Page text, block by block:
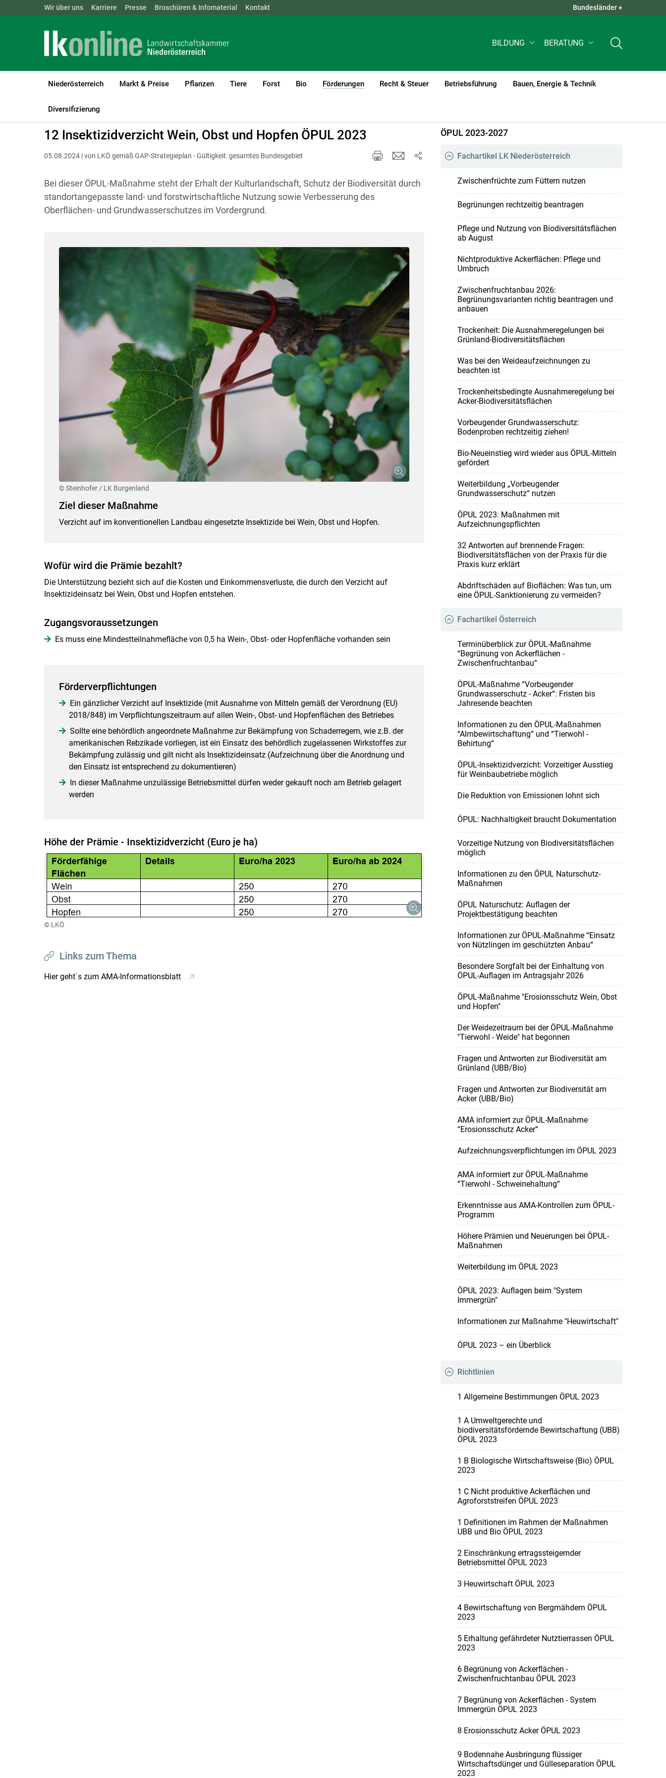
Skip to main content
Landwirtschaftskammern: ÖSTERREICH BGLD KTN NÖ OÖ SBG QUICK LINKS +
Wir über uns Karriere Presse Broschüren & Infomaterial Kontakt Bundesländer +
BILDUNG BERATUNG
Niederösterreich Markt & Preise Pflanzen Tiere Forst Bio Förderungen
(current)1
Recht & Steuer Betriebsführung Bauen, Energie & Technik
Diversifizierung
LK Niederösterreich
12 Insektizidverzicht Wein, Obst und Hopfen ÖPUL 2023
05.08.2024 | von LKÖ gemäß GAP-Strategieplan - Gültigkeit: gesamtes Bundesgebiet
Bei dieser ÖPUL-Maßnahme steht der Erhalt der Kulturlandschaft, Schutz der Biodiversität durch
standortangepasste land- und forstwirtschaftliche Nutzung sowie Verbesserung des
Oberflächen- und Grundwasserschutzes im Vordergrund.
© Steinhofer / LK Burgenland
Ziel dieser Maßnahme
Verzicht auf im konventionellen Landbau eingesetzte Insektizide bei Wein, Obst und Hopfen.
Wofür wird die Prämie bezahlt?
Die Unterstützung bezieht sich auf die Kosten und Einkommensverluste, die durch den Verzicht auf
Insektizideinsatz bei Wein, Obst und Hopfen entstehen.
Zugangsvoraussetzungen
Es muss eine Mindestteilnahmefläche von 0,5 ha Wein-, Obst- oder Hopfenfläche vorhanden sein
Förderverpflichtungen
Ein gänzlicher Verzicht auf Insektizide (mit Ausnahme von Mitteln gemäß der Verordnung (EU)
2018/848) im Verpflichtungszeitraum auf allen Wein-, Obst- und Hopfenflächen des Betriebes
Sollte eine behördlich angeordnete Maßnahme zur Bekämpfung von Schaderregern, wie z.B. der
amerikanischen Rebzikade vorliegen, ist ein Einsatz des behördlich zugelassenen Wirkstoffes zur
Bekämpfung zulässig und gilt nicht als Insektizideinsatz (Aufzeichnung über die Anordnung und
den Einsatz ist entsprechend zu dokumentieren)
In dieser Maßnahme unzulässige Betriebsmittel dürfen weder gekauft noch am Betrieb gelagert
werden
Höhe der Prämie - Insektizidverzicht (Euro je ha)
© LKÖ
Links zum Thema
Hier geht´s zum AMA-Informationsblatt
ÖPUL 2023-2027
Fachartikel LK Niederösterreich
Zwischenfrüchte zum Füttern nutzen
Begrünungen rechtzeitig beantragen
Pflege und Nutzung von Biodiversitätsflächen
ab August
Nichtproduktive Ackerflächen: Pflege und
Umbruch
Zwischenfruchtanbau 2026:
Begrünungsvarianten richtig beantragen und
anbauen
Trockenheit: Die Ausnahmeregelungen bei
Grünland-Biodiversitätsflächen
Was bei den Weideaufzeichnungen zu
beachten ist
Trockenheitsbedingte Ausnahmeregelung bei
Acker-Biodiversitätsflächen
Vorbeugender Grundwasserschutz:
Bodenproben rechtzeitig ziehen!
Bio-Neueinstieg wird wieder aus ÖPUL-Mitteln
gefördert
Weiterbildung „Vorbeugender
Grundwasserschutz“ nutzen
ÖPUL 2023: Maßnahmen mit
Aufzeichnungspflichten
32 Antworten auf brennende Fragen:
Biodiversitätsflächen von der Praxis für die
Praxis kurz erklärt
Abdriftschäden auf Bioflächen: Was tun, um
eine ÖPUL-Sanktionierung zu vermeiden?
Fachartikel Österreich
Terminüberblick zur ÖPUL-Maßnahme
“Begrünung von Ackerflächen -
Zwischenfruchtanbau“
ÖPUL-Maßnahme “Vorbeugender
Grundwasserschutz - Acker“: Fristen bis
Jahresende beachten
Informationen zu den ÖPUL-Maßnahmen
“Almbewirtschaftung“ und “Tierwohl -
Behirtung“
ÖPUL-Insektizidverzicht: Vorzeitiger Ausstieg
für Weinbaubetriebe möglich
Die Reduktion von Emissionen lohnt sich
ÖPUL: Nachhaltigkeit braucht Dokumentation
Vorzeitige Nutzung von Biodiversitätsflächen
möglich
Informationen zu den ÖPUL Naturschutz-
Maßnahmen
ÖPUL Naturschutz: Auflagen der
Projektbestätigung beachten
Informationen zur ÖPUL-Maßnahme “Einsatz
von Nützlingen im geschützten Anbau“
Besondere Sorgfalt bei der Einhaltung von
ÖPUL-Auflagen im Antragsjahr 2026
ÖPUL-Maßnahme "Erosionsschutz Wein, Obst
und Hopfen"
Der Weidezeitraum bei der ÖPUL-Maßnahme
"Tierwohl - Weide" hat begonnen
Fragen und Antworten zur Biodiversität am
Grünland (UBB/Bio)
Fragen und Antworten zur Biodiversität am
Acker (UBB/Bio)
AMA informiert zur ÖPUL-Maßnahme
“Erosionsschutz Acker“
Aufzeichnungsverpflichtungen im ÖPUL 2023
AMA informiert zur ÖPUL-Maßnahme
“Tierwohl - Schweinehaltung“
Erkenntnisse aus AMA-Kontrollen zum ÖPUL-
Programm
Höhere Prämien und Neuerungen bei ÖPUL-
Maßnahmen
Weiterbildung im ÖPUL 2023
ÖPUL 2023: Auflagen beim "System
Immergrün"
Informationen zur Maßnahme "Heuwirtschaft"
ÖPUL 2023 – ein Überblick
Richtlinien
1 Allgemeine Bestimmungen ÖPUL 2023
1 A Umweltgerechte und
biodiversitätsfördernde Bewirtschaftung (UBB)
ÖPUL 2023
1 B Biologische Wirtschaftsweise (Bio) ÖPUL
2023
1 C Nicht produktive Ackerflächen und
Agroforststreifen ÖPUL 2023
1 Definitionen im Rahmen der Maßnahmen
UBB und Bio ÖPUL 2023
2 Einschränkung ertragssteigernder
Betriebsmittel ÖPUL 2023
3 Heuwirtschaft ÖPUL 2023
4 Bewirtschaftung von Bergmähdern ÖPUL
2023
5 Erhaltung gefährdeter Nutztierrassen ÖPUL
2023
6 Begrünung von Ackerflächen -
Zwischenfruchtanbau ÖPUL 2023
7 Begrünung von Ackerflächen - System
Immergrün ÖPUL 2023
8 Erosionsschutz Acker ÖPUL 2023
9 Bodennahe Ausbringung flüssiger
Wirtschaftsdünger und Gülleseparation ÖPUL
2023